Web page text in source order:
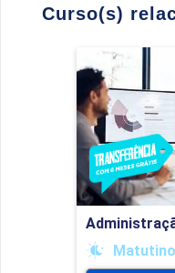
Curso(s)
Matutino